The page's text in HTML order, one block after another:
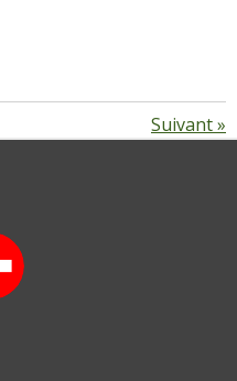
Suivant»